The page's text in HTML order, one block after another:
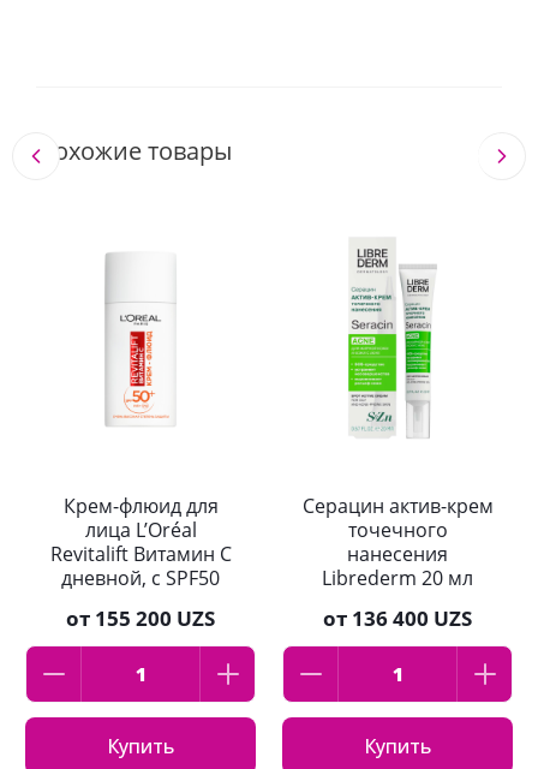
Похожие товары
Крем-флюид для
лица L’Oréal
Revitalift Витамин С
дневной, с SPF50
от 155 200 UZS
Купить
Серацин актив-крем
точечного
нанесения
Librederm 20 мл
от 136 400 UZS
Купить